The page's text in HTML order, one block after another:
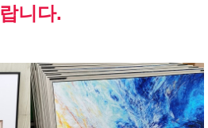
랍니다.